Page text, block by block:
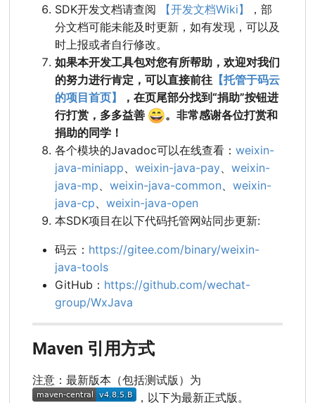
SDK开发文档请查阅 【开发文档Wiki】
，部
分文档可能未能及时更新，如有发现，可以及
时上报或者自行修改。
如果本开发工具包对您有所帮助，欢迎对我们
的努力进行肯定，可以直接前往 【托管于码云
的项目首页】
，在页尾部分找到“捐助”按钮进
行打赏，多多益善 😄。非常感谢各位打赏和
捐助的同学！
各个模块的Javadoc可以在线查看： weixin-
java-miniapp、 weixin-java-pay、 weixin-
java-mp、 weixin-java-common、 weixin-
java-cp、 weixin-java-open
本SDK项目在以下代码托管网站同步更新:
码云： https://gitee.com/binary/weixin-
java-tools
GitHub： https://github.com/wechat-
group/WxJava
Maven 引用方式
注意：最新版本（包括测试版）为
，以下为最新正式版。